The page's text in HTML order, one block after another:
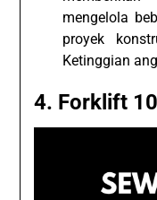
mengelola
proyek
Ketinggian
4. Forklift